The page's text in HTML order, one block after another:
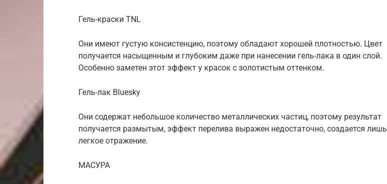
Гель-краски TNL
Они имеют густую консистенцию, поэтому обладают хорошей плотностью. Цвет
получается насыщенным и глубоким даже при нанесении гель-лака в один слой.
Особенно заметен этот эффект у красок с золотистым оттенком.
Гель-лак Bluesky
Они содержат небольшое количество металлических частиц, поэтому результат
получается размытым, эффект перелива выражен недостаточно, создается лишь
легкое отражение.
МАСУРА